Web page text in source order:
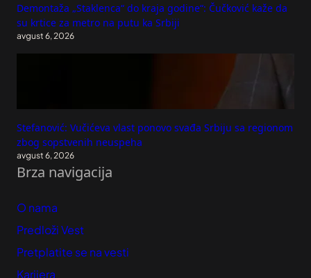
Demontaža „Staklenca“ do kraja godine“: Čučković kaže da
su krtice za metro na putu ka Srbiji
avgust 6, 2026
Stefanović: Vučićeva vlast ponovo svađa Srbiju sa regionom
zbog sopstvenih neuspeha
avgust 6, 2026
Brza navigacija
O nama
Predloži Vest
Pretplatite se na vesti
Karijera